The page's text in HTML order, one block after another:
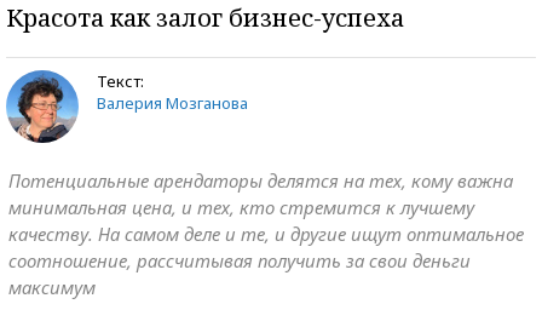
Красота как залог бизнес-успеха
Текст:
Валерия Мозганова
Потенциальные арендаторы делятся на тех, кому важна
минимальная цена, и тех, кто стремится к лучшему
качеству. На самом деле и те, и другие ищут оптимальное
соотношение, рассчитывая получить за свои деньги
максимум